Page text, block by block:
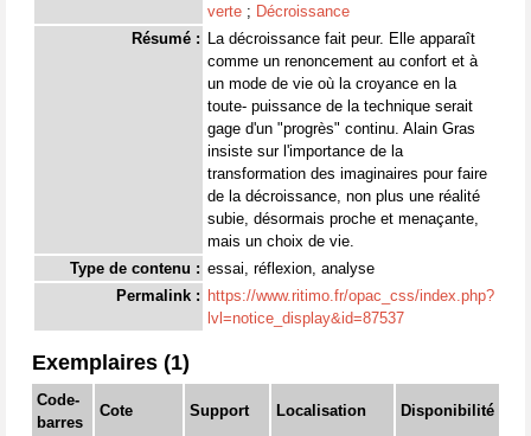
verte ; Décroissance
Résumé : La décroissance fait peur. Elle apparaît
comme un renoncement au confort et à
un mode de vie où la croyance en la
toute- puissance de la technique serait
gage d'un "progrès" continu. Alain Gras
insiste sur l'importance de la
transformation des imaginaires pour faire
de la décroissance, non plus une réalité
subie, désormais proche et menaçante,
mais un choix de vie.
Type de contenu : essai, réflexion, analyse
Permalink : https://www.ritimo.fr/opac_css/index.php?
lvl=notice_display&id=87537
Exemplaires (1)
Code-
barres
Cote Support Localisation Disponibilité